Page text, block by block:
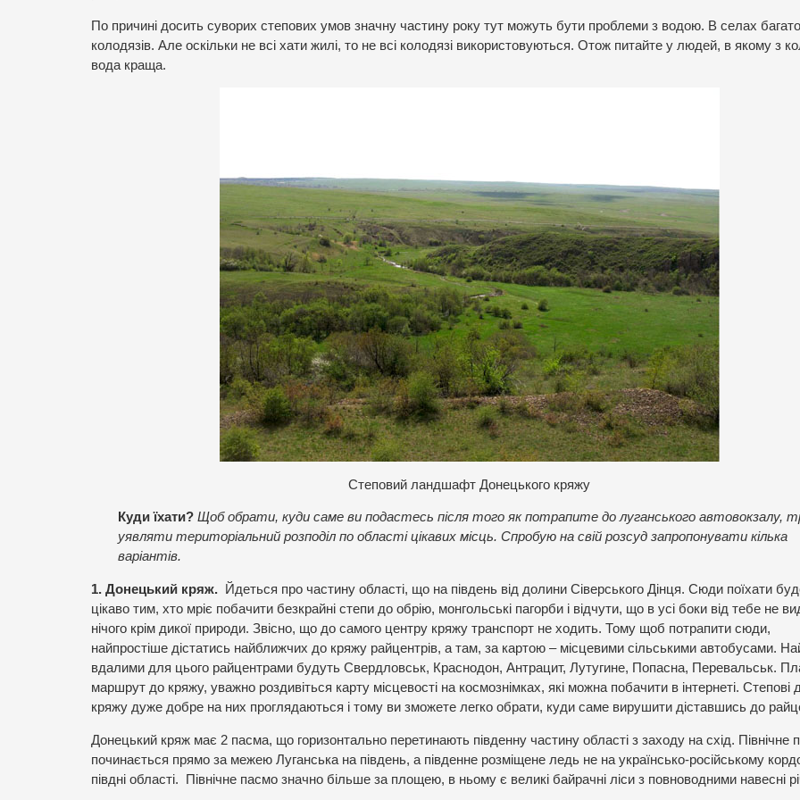
По причині досить суворих степових умов значну частину року тут можуть бути проблеми з водою. В селах багато
колодязів. Але оскільки не всі хати жилі, то не всі колодязі використовуються. Отож питайте у людей, в якому з
вода краща.
Степовий ландшафт Донецького кряжу
Куди їхати? Щоб обрати, куди саме ви подастесь після того як потрапите до луганського автовокзалу,
уявляти територіальний розподіл по області цікавих місць. Спробую на свій розсуд запропонувати кілька
варіантів.
1. Донецький кряж. Йдеться про частину області, що на південь від долини Сіверського Дінця. Сюди поїхати
цікаво тим, хто мріє побачити безкрайні степи до обрію, монгольські пагорби і відчути, що в усі боки від тебе не
нічого крім дикої природи. Звісно, що до самого центру кряжу транспорт не ходить. Тому щоб потрапити сюди,
найпростіше дістатись найближчих до кряжу райцентрів, а там, за картою – місцевими сільськими автобусами.
вдалими для цього райцентрами будуть Свердловськ, Краснодон, Антрацит, Лутугине, Попасна, Перевальськ.
маршрут до кряжу, уважно роздивіться карту місцевості на космознімках, які можна побачити в інтернеті. Степові
кряжу дуже добре на них проглядаються і тому ви зможете легко обрати, куди саме вирушити діставшись до
Донецький кряж має 2 пасма, що горизонтально перетинають південну частину області з заходу на схід. Північне
починається прямо за межею Луганська на південь, а південне розміщене ледь не на українсько-російському
півдні області. Північне пасмо значно більше за площею, в ньому є великі байрачні ліси з повноводними навесні